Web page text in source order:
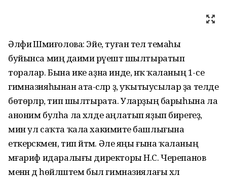
Әлфиә Шәмиғолова: Эйе, туған тел темаһы
буйынса миңә даими рәүештә шылтыратып
торалар. Бына ике аҙна инде, нәҡ ҡаланың 1-се
гимназияһынан ата-әсәләр ҙә, уҡытыусылар ҙа телде
бөтөрәләр, тип шылтырата. Уларҙың барыһына ла
аноним булһа ла хәлде аңлатып яҙып бирегеҙ,
мин ул саҡта ҡала хакимиәте башлығына
еткерәсәкмен, тип әйтәм. Әле яңы ғына ҡаланың
мәғариф идаралығы директоры Н.С. Черепанов
менән дә һөйләштем был гимназиялағы хәл